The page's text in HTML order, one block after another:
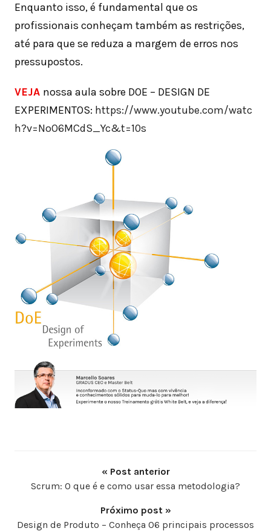
Enquanto isso, é fundamental que os
profissionais conheçam também as restrições,
até para que se reduza a margem de erros nos
pressupostos.
VEJA nossa aula sobre DOE – DESIGN DE
EXPERIMENTOS: https://www.youtube.com/watc
h?v=NoO6MCdS_Yc&t=10s
« Post anterior
Scrum: O que é e como usar essa metodologia?
Próximo post »
Design de Produto – Conheça 06 principais processos